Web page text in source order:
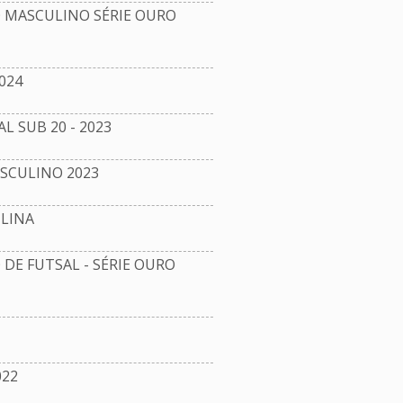
SÉRIE OURO
SUB 20 - 2023
2023
FUTSAL - SÉRIE OURO